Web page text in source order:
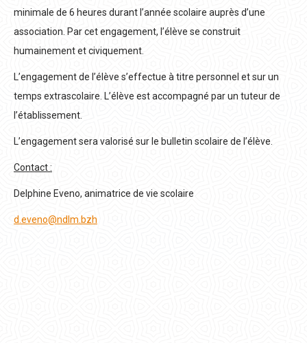
minimale de 6 heures durant l’année scolaire auprès d’une
association. Par cet engagement, l’élève se construit
humainement et civiquement.
L’engagement de l’élève s’effectue à titre personnel et sur un
temps extrascolaire. L’élève est accompagné par un tuteur de
l’établissement.
L’engagement sera valorisé sur le bulletin scolaire de l’élève.
Contact :
Delphine Eveno, animatrice de vie scolaire
d.eveno@ndlm.bzh